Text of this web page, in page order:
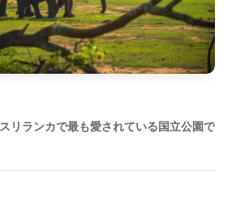
リランカで最も愛されている国立公園で